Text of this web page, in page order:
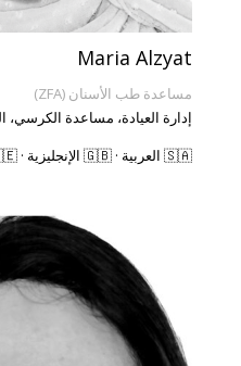
Maria Alzyat
مساعدة طب الأسنان (ZFA)
إدارة العيادة، مساعدة الكرسي،
🇸🇦 العربية · 🇬🇧 الإنجليزية · 🇩🇪 الألمانية